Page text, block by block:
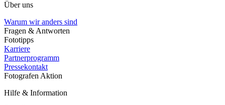
Über uns
Warum wir anders sind
Fragen & Antworten
Fototipps
Karriere
Partnerprogramm
Pressekontakt
Fotografen Aktion
Hilfe & Information